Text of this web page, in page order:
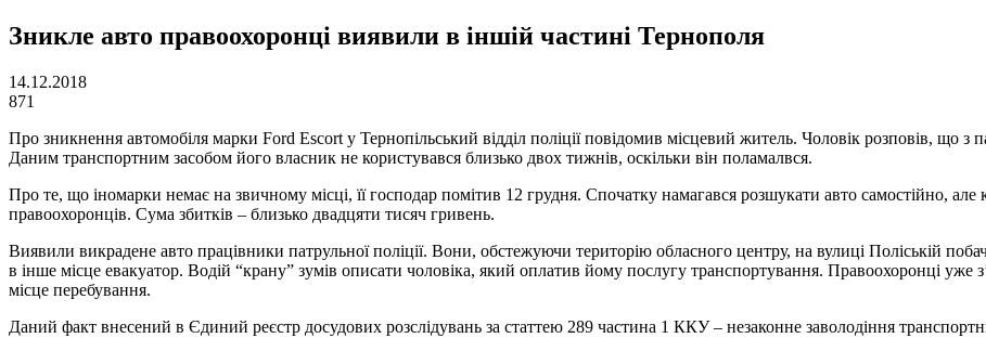
Зникле авто правоохоронці виявили в іншій частині Тернополя
14.12.2018
871
Про зникнення автомобіля марки Ford Escort у Тернопільський відділ поліції повідомив місцевий житель. Чоловік розповів, що з
Даним транспортним засобом його власник не користувався близько двох тижнів, оскільки він поламалвся.
Про те, що іномарки немає на звичному місці, її господар помітив 12 грудня. Спочатку намагався розшукати авто самостійно,
правоохоронців. Сума збитків – близько двадцяти тисяч гривень.
Виявили викрадене авто працівники патрульної поліції. Вони, обстежуючи територію обласного центру, на вулиці Поліській
в інше місце евакуатор. Водій “крану” зумів описати чоловіка, який оплатив йому послугу транспортування. Правоохоронці уже
місце перебування.
Даний факт внесений в Єдиний реєстр досудових розслідувань за статтею 289 частина 1 ККУ – незаконне заволодіння